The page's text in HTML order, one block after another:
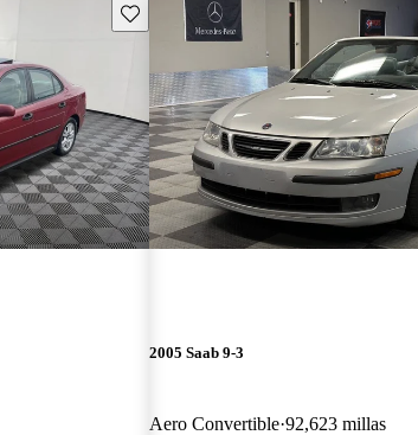
Guarda este Aviso
2005 Saab 9-3
Aero Convertible 92,623 millas